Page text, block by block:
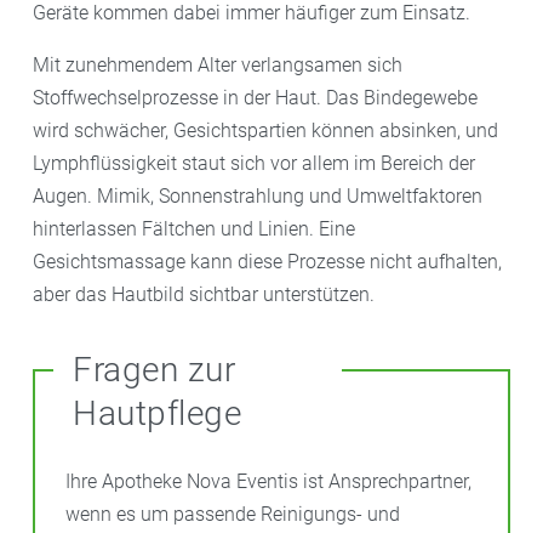
Geräte kommen dabei immer häufiger zum Einsatz.
Mit zunehmendem Alter verlangsamen sich
Stoffwechselprozesse in der Haut. Das Bindegewebe
wird schwächer, Gesichtspartien können absinken, und
Lymphflüssigkeit staut sich vor allem im Bereich der
Augen. Mimik, Sonnenstrahlung und Umweltfaktoren
hinterlassen Fältchen und Linien. Eine
Gesichtsmassage kann diese Prozesse nicht aufhalten,
aber das Hautbild sichtbar unterstützen.
Fragen zur
Hautpflege
Ihre Apotheke Nova Eventis ist Ansprechpartner,
wenn es um passende Reinigungs- und